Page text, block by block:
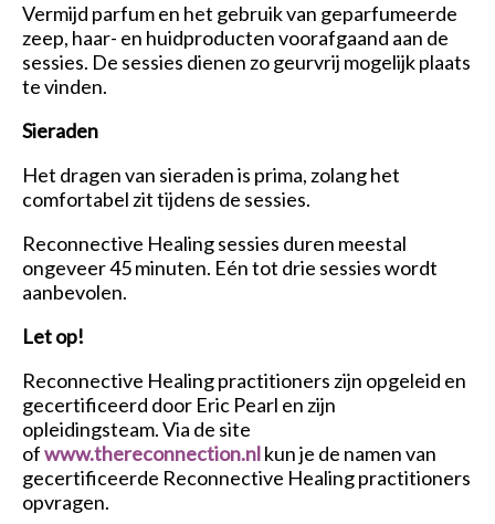
Vermijd parfum en het gebruik van geparfumeerde
zeep, haar- en huidproducten voorafgaand aan de
sessies. De sessies dienen zo geurvrij mogelijk plaats
te vinden.
Sieraden
Het dragen van sieraden is prima, zolang het
comfortabel zit tijdens de sessies.
Reconnective Healing sessies duren meestal
ongeveer 45 minuten. Eén tot drie sessies wordt
aanbevolen.
Let op!
Reconnective Healing practitioners zijn opgeleid en
gecertificeerd door Eric Pearl en zijn
opleidingsteam. Via de site
ofwww.thereconnection.nlkun je de namen van
gecertificeerde Reconnective Healing practitioners
opvragen.